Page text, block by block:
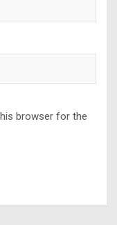
browser for the